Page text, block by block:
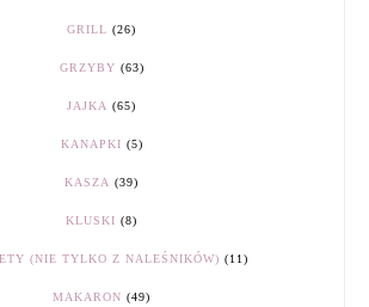
GRILL (26)
GRZYBY (63)
JAJKA (65)
KANAPKI (5)
KASZA (39)
KLUSKI (8)
(NIE TYLKO Z NALEŚNIKÓW) (11)
MAKARON (49)